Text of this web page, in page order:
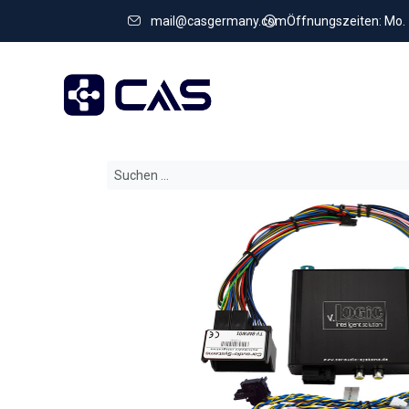
mail@casgermany.comÖffnungszeiten: Mo.